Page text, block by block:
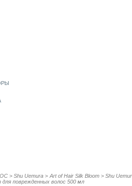
> Shu Uemura > Art of Hair Silk Bloom > Shu
поврежденных волос 500 мл